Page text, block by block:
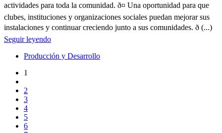
actividades para toda la comunidad. ð¤ Una oportunidad para que
clubes, instituciones y organizaciones sociales puedan mejorar sus
instalaciones y continuar creciendo junto a sus comunidades. ð (...)
Seguir leyendo
Producción y Desarrollo
1
2
3
4
5
6